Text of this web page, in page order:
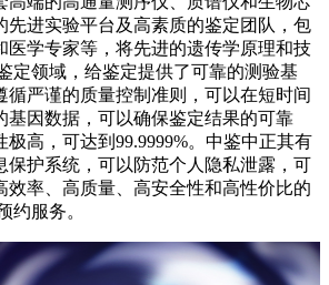
先进实验平台及高素质的鉴定团队，包
医学专家等，将先进的遗传学原理和技
定领域，给鉴定提供了可靠的测验基
循严谨的质量控制准则，可以在短时间
基因数据，可以确保鉴定结果的可靠
极高，可达到99.9999%。中鉴中正其有
保护系统，可以防范个人隐私泄露，可
效率、高质量、高安全性和高性价比的
约服务。